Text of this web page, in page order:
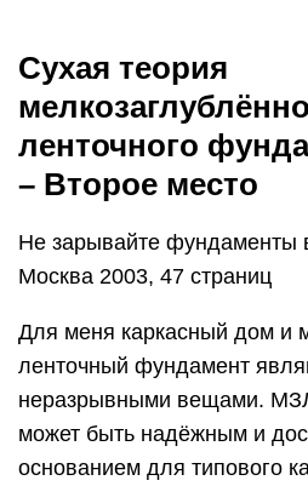
Сухая теория
ленточного
– Второе место
Не зарывайте фундаменты
Москва 2003, 47 страниц
Для меня каркасный дом и
ленточный фундамент
неразрывными вещами.
может быть надёжным и
основанием для типового